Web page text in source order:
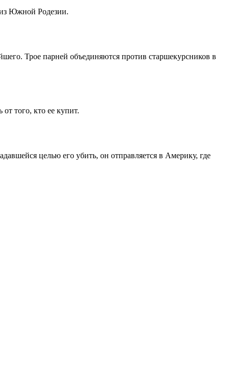
из Южной Родезии.
Трое парней объединяются против старшекурсников в
того, кто ее купит.
целью его убить, он отправляется в Америку, где